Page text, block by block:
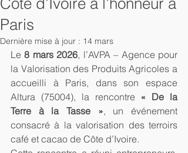
Paris
Dernière mise à jour : 14 mars
Le 8 mars 2026, l’AVPA – Agence pour
la Valorisation des Produits Agricoles a
accueilli à Paris, dans son espace
Altura (75004), la rencontre « De la
Terre à la Tasse », un événement
consacré à la valorisation des terroirs
café et cacao de Côte d’Ivoire.